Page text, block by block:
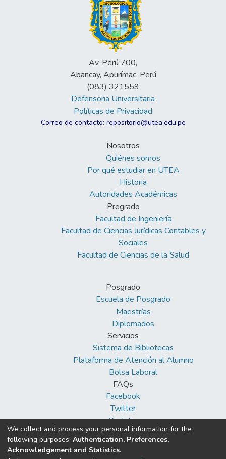
Av. Perú 700,
Abancay, Apurímac, Perú
(083) 321559
Defensoria Universitaria
Políticas de Privacidad
Correo de contacto: repositorio@utea.edu.pe
Nosotros
Quiénes somos
Por qué estudiar en UTEA
Historia
Autoridades Académicas
Pregrado
Facultad de Ingeniería
Facultad de Ciencias Jurídicas Contables y
Sociales
Facultad de Ciencias de la Salud
Posgrado
Escuela de Posgrado
Maestrías
Diplomados
Servicios
Sistema de Bibliotecas
Plataforma de Atención al Alumno
Bolsa Laboral
FAQs
Facebook
Twitter
Youtube
We collect and process your personal information for the
following purposes: Authentication, Preferences,
Acknowledgement and Statistics.